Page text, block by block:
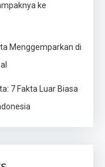
ke
Menggemparkan di
7 Fakta Luar Biasa